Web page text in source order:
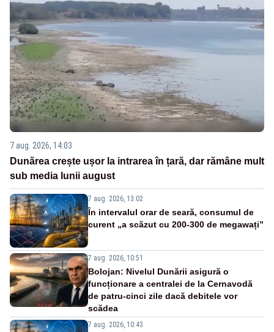
7 aug. 2026, 14:03
Dunărea crește ușor la intrarea în țară, dar rămâne mult
sub media lunii august
7 aug. 2026, 13:02
În intervalul orar de seară, consumul de
curent „a scăzut cu 200-300 de megawați”
7 aug. 2026, 10:51
Bolojan: Nivelul Dunării asigură o
funcționare a centralei de la Cernavodă
de patru-cinci zile dacă debitele vor
scădea
7 aug. 2026, 10:43